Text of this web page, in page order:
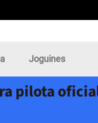
Joguines
pilota